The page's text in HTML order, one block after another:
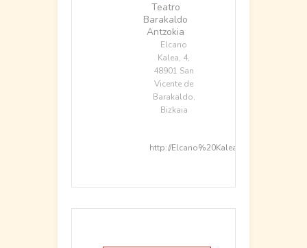
Teatro
Barakaldo
Antzokia
Elcano
Kalea, 4,
48901 San
Vicente de
Barakaldo,
Bizkaia
http://